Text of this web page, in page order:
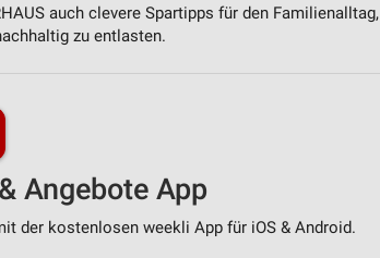
auch clevere Spartipps für den Familienalltag,
zu entlasten.
Angebote App
der kostenlosen weekli App für iOS & Android.